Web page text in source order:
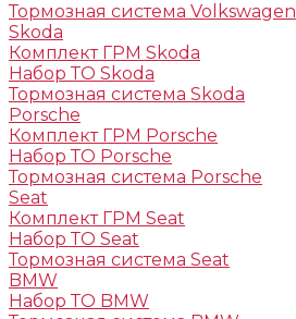
Тормозная система Volkswagen
Skoda
Комплект ГРМ Skoda
Набор ТО Skoda
Тормозная система Skoda
Porsche
Комплект ГРМ Porsche
Набор ТО Porsche
Тормозная система Porsche
Seat
Комплект ГРМ Seat
Набор ТО Seat
Тормозная система Seat
BMW
Набор ТО BMW